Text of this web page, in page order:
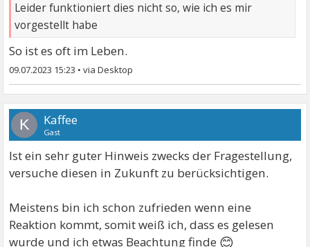
Leider funktioniert dies nicht so, wie ich es mir
vorgestellt habe
So ist es oft im Leben.
09.07.2023 15:23 •
K Kaffee
Gast
Ist ein sehr guter Hinweis zwecks der Fragestellung,
versuche diesen in Zukunft zu berücksichtigen.
Meistens bin ich schon zufrieden wenn eine
Reaktion kommt, somit weiß ich, dass es gelesen
wurde und ich etwas Beachtung finde 😊